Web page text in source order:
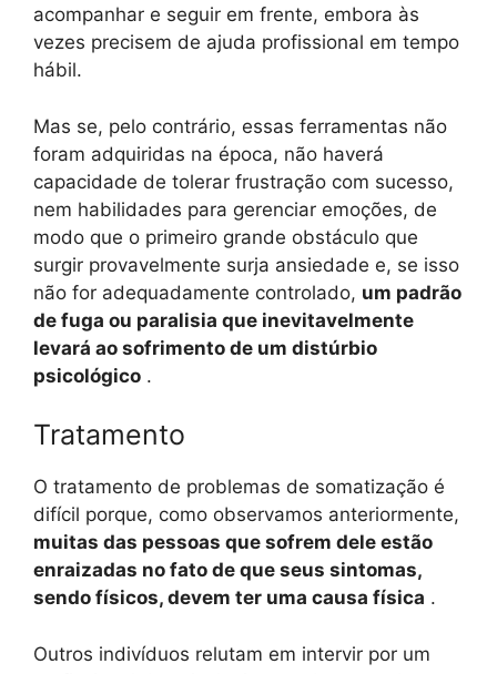
acompanhar e seguir em frente, embora às
vezes precisem de ajuda profissional em tempo
hábil.
Mas se, pelo contrário, essas ferramentas não
foram adquiridas na época, não haverá
capacidade de tolerar frustração com sucesso,
nem habilidades para gerenciar emoções, de
modo que o primeiro grande obstáculo que
surgir provavelmente surja ansiedade e, se isso
não for adequadamente controlado, um padrão
de fuga ou paralisia que inevitavelmente
levará ao sofrimento de um distúrbio
psicológico .
Tratamento
O tratamento de problemas de somatização é
difícil porque, como observamos anteriormente,
muitas das pessoas que sofrem dele estão
enraizadas no fato de que seus sintomas,
sendo físicos, devem ter uma causa física .
Outros indivíduos relutam em intervir por um